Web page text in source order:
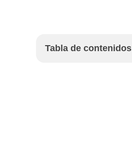
Tabla de contenidos